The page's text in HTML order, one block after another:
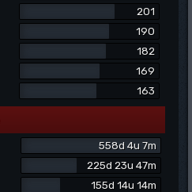
201
190
182
169
163
558d 4u 7m
225d 23u 47m
155d 14u 14m